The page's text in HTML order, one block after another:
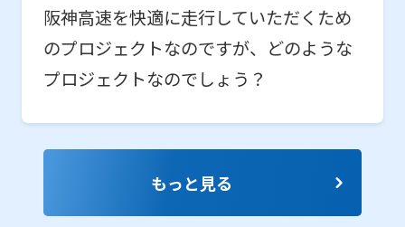
阪神高速を快適に走行していただくため
のプロジェクトなのですが、どのような
プロジェクトなのでしょう？
もっと見る